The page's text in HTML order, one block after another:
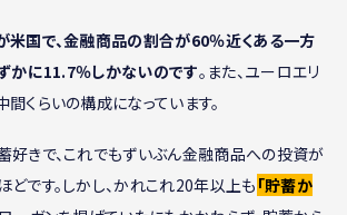
米国で、金融商品の割合が60％近くある一方
かに11.7％しかないのです。また、ユーロエリ
くらいの構成になっています。
好きで、これでもずいぶん金融商品への投資が
です。しかし、かれこれ20年以上も 「貯蓄か